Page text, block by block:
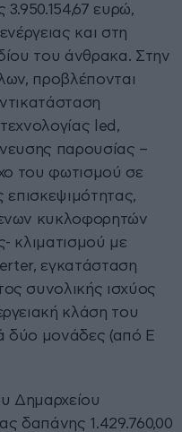
ευρώ,
και στη
του άνθρακα. Στην
προβλέπονται
led,
παρουσίας –
του φωτισμού σε
επισκεψιμότητας,
κυκλοφορητών
κλιματισμού με
εγκατάσταση
συνολικής ισχύος
κλάση του
δύο μονάδες (από Ε
Δημαρχείου
δαπάνης 1.429.760,00